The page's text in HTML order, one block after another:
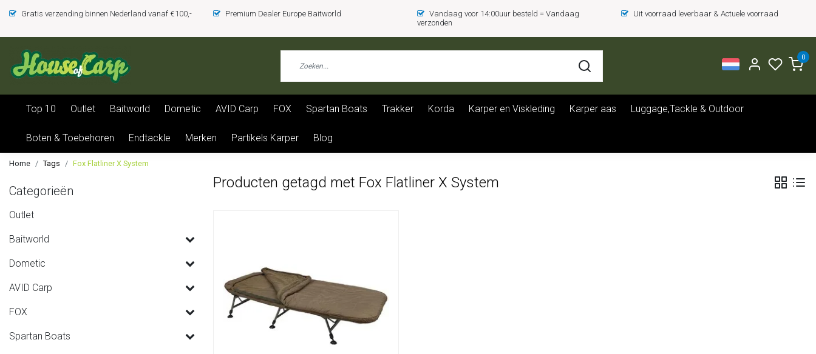
Gratis verzending binnen Nederland vanaf €100,- Premium Dealer Europe Baitworld
Vandaag voor 14:00uur besteld = Vandaag
verzonden
Uit voorraad leverbaar & Actuele voorraad
0
Top 10 Outlet Baitworld Dometic AVID Carp FOX Spartan Boats Trakker Korda Karper en Viskleding Karper aas Luggage,Tackle & Outdoor
Boten & Toebehoren Endtackle Merken Partikels Karper Blog
Home Tags Fox Flatliner X System
Categorieën
Outlet
Baitworld
Dometic
AVID Carp
FOX
Spartan Boats
Producten getagd met Fox Flatliner X System